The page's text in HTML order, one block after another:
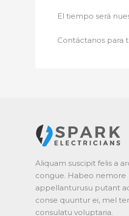
El tiempo será
Contáctanos para
Aliquam suscipit felis a
congue. Habeo nemore
appellanturusu putant
conse quuntur ei, mel
consulatu voluptaria.